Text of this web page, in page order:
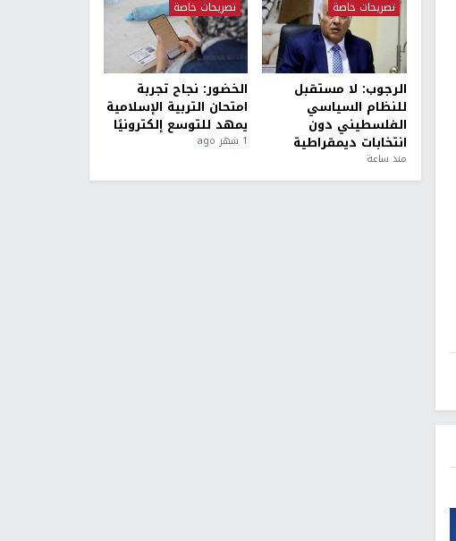
تصريحات خاصة
الرجوب: لا مستقبل
للنظام السياسي
الفلسطيني دون
انتخابات ديمقراطية
منذ ساعة
تصريحات خاصة
الخضور: نجاح تجربة
امتحان التربية الإسلامية
يمهد للتوسع إلكترونيًا
1 شهر ago